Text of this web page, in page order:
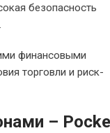
безопасность
финансовыми
торговли и риск-
–